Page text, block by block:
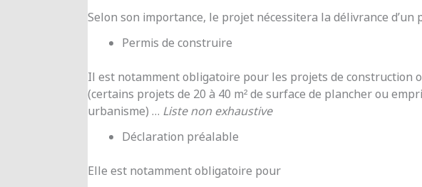
Selon son importance, le projet nécessitera la délivrance
Permis de construire
Il est notamment obligatoire pour les projets de construction
(certains projets de 20 à 40 m² de surface de plancher ou
urbanisme) … Liste non exhaustive
Déclaration préalable
Elle est notamment obligatoire pour